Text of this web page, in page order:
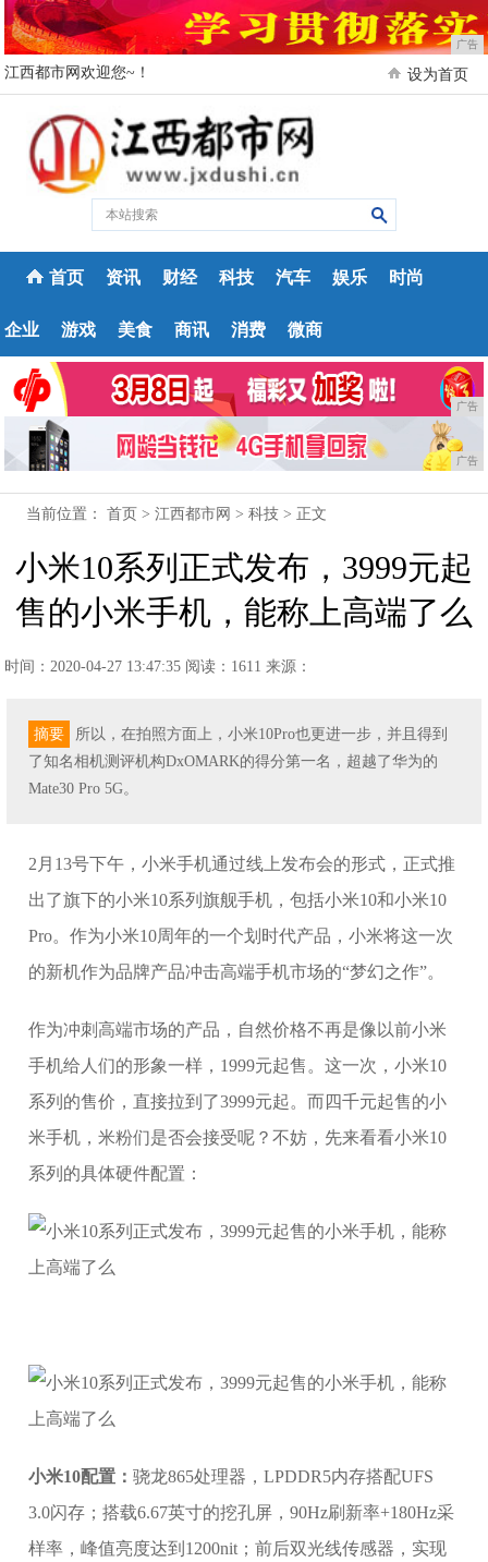
广告
江西都市网欢迎您~！ 设为首页
首页 资讯 财经 科技 汽车 娱乐 时尚
企业 游戏 美食 商讯 消费 微商
广告
广告
当前位置：首页 >江西都市网 >科技 > 正文
小米10系列正式发布，3999元起
售的小米手机，能称上高端了么
时间：2020-04-27 13:47:35 阅读：1611 来源：
摘要
所以，在拍照方面上，小米10Pro也更进一步，并且得到
了知名相机测评机构DxOMARK的得分第一名，超越了华为的
Mate30 Pro 5G。
2月13号下午，小米手机通过线上发布会的形式，正式推
出了旗下的小米10系列旗舰手机，包括小米10和小米10
Pro。作为小米10周年的一个划时代产品，小米将这一次
的新机作为品牌产品冲击高端手机市场的“梦幻之作”。
作为冲刺高端市场的产品，自然价格不再是像以前小米
手机给人们的形象一样，1999元起售。这一次，小米10
系列的售价，直接拉到了3999元起。而四千元起售的小
米手机，米粉们是否会接受呢？不妨，先来看看小米10
系列的具体硬件配置：
小米10配置：骁龙865处理器，LPDDR5内存搭配UFS
3.0闪存；搭载6.67英寸的挖孔屏，90Hz刷新率+180Hz采
样率，峰值亮度达到1200nit；前后双光线传感器，实现